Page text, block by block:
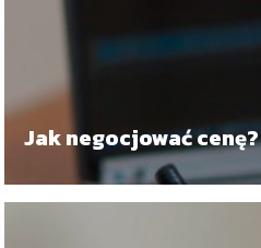
Jak negocjować cenę?